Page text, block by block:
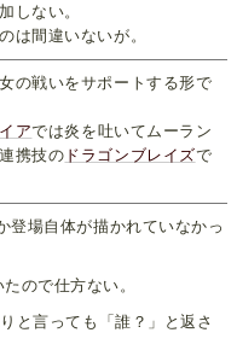
しない。
は間違いないが。
の戦いをサポートする形で
アでは炎を吐いてムーラン
携技の ドラゴンブレイズで
登場自体が描かれていなかっ
ので仕方ない。
と言っても「誰？」と返さ